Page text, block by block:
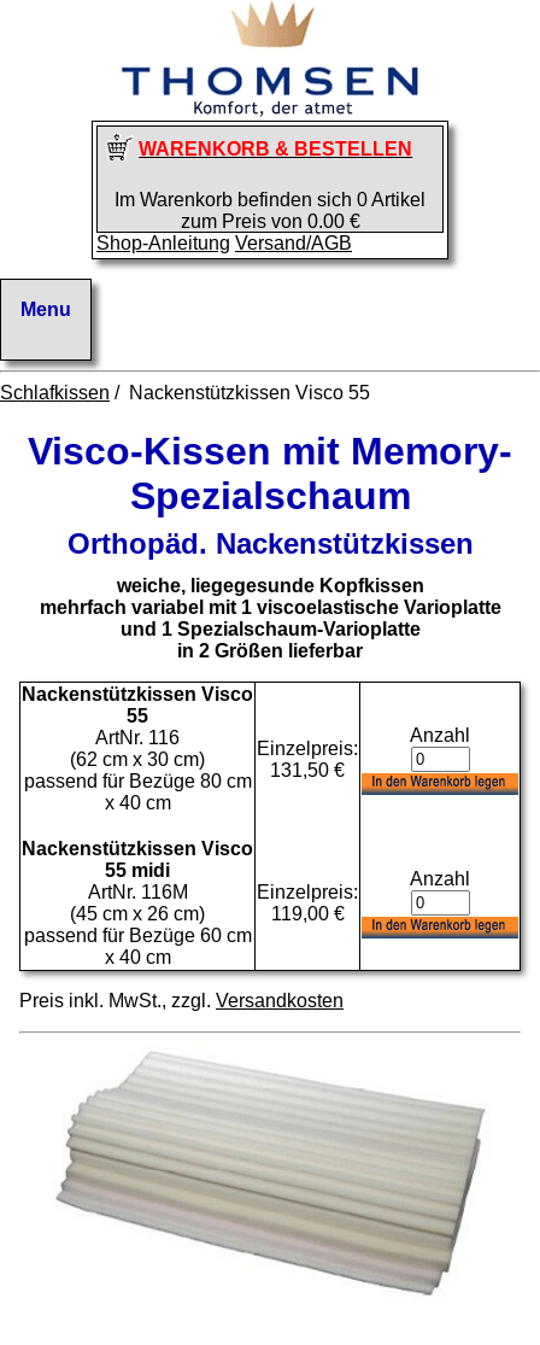
WARENKORB & BESTELLEN
Im Warenkorb befinden sich 0 Artikel
zum Preis von 0.00 €
Shop-Anleitung Versand/AGB
Schlafkissen / Nackenstützkissen Visco 55
Visco-Kissen mit Memory-
Spezialschaum
Orthopäd. Nackenstützkissen
weiche, liegegesunde Kopfkissen
mehrfach variabel mit 1 viscoelastische Varioplatte
und 1 Spezialschaum-Varioplatte
in 2 Größen lieferbar
Nackenstützkissen Visco
55
ArtNr. 116
(62 cm x 30 cm)
passend für Bezüge 80 cm
x 40 cm
Einzelpreis:
131,50 €
Anzahl
Nackenstützkissen Visco
55 midi
ArtNr. 116M
(45 cm x 26 cm)
passend für Bezüge 60 cm
x 40 cm
Einzelpreis:
119,00 €
Anzahl
Preis inkl. MwSt., zzgl. Versandkosten